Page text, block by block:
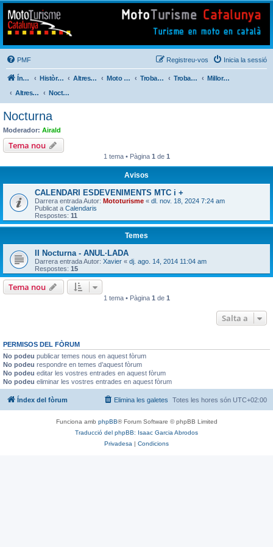
Mototurisme
Turisme en moto en català
PMF Inicia la sessió
Registreu-vos
Índex del fòrum Històric de Mototurisme Altres activitats Moto Perdido Extrem Trobada Familiar Trobades Viatgers Catalans
Millores i Incidències del Nou Fòrum (2014)
Altres . . .
Nocturna
Nocturna
Moderador: Airald
Tema nou
1 tema • Pàgina 1 de 1
Avisos
CALENDARI ESDEVENIMENTS MTC i +
Darrera entrada Autor: Mototurisme « dl. nov. 18, 2024 7:24 am
Publicat a Calendaris
Respostes: 11
Temes
II Nocturna - ANUL·LADA
Darrera entrada Autor: Xavier « dj. ago. 14, 2014 11:04 am
Respostes: 15
Tema nou
1 tema • Pàgina 1 de 1
Salta a
PERMISOS DEL FÒRUM
No podeu publicar temes nous en aquest fòrum
No podeu respondre en temes d’aquest fòrum
No podeu editar les vostres entrades en aquest fòrum
No podeu eliminar les vostres entrades en aquest fòrum
Índex del fòrum Totes les hores són UTC+02:00
Elimina les galetes
Funciona amb phpBB® Forum Software © phpBB Limited
Traducció del phpBB: Isaac Garcia Abrodos
Privadesa | Condicions